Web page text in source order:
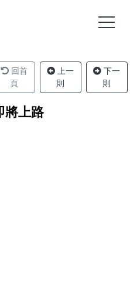
回首
頁
上一
則
下一
則
將上路